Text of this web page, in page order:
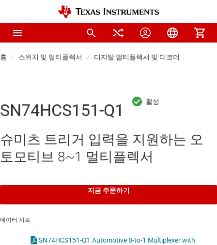
홈 스위치 및 멀티플렉서 디지탈 멀티플렉서 및 디코더
SN74HCS151-Q1
슈미츠 트리거 입력을 지원하는 오
토모티브 8~1 멀티플렉서
지금 주문하기
데이터 시트
SN74HCS151-Q1 Automotive 8-to-1 Multiplexer with